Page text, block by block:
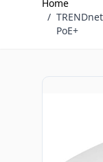
Home
/
PoE+